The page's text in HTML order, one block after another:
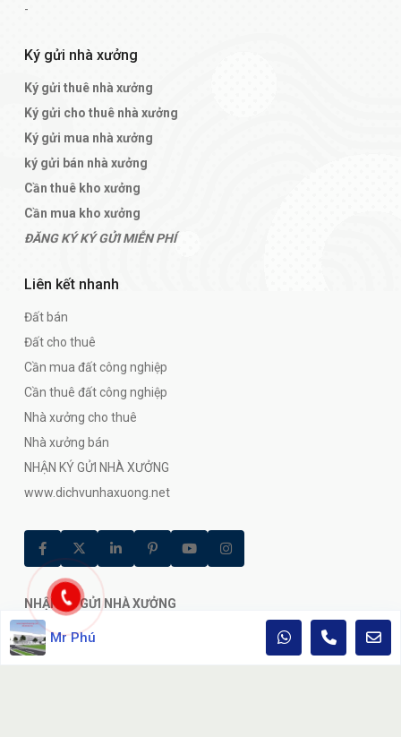
-
Ký gửi nhà xưởng
Ký gửi thuê nhà xưởng
Ký gửi cho thuê nhà xưởng
Ký gửi mua nhà xưởng
ký gửi bán nhà xưởng
Cần thuê kho xưởng
Cần mua kho xưởng
ĐĂNG KÝ KÝ GỬI MIỄN PHÍ
Liên kết nhanh
Đất bán
Đất cho thuê
Cần mua đất công nghiệp
Cần thuê đất công nghiệp
Nhà xưởng cho thuê
Nhà xưởng bán
NHẬN KÝ GỬI NHÀ XƯỞNG
www.dichvunhaxuong.net
NHẬN KÝ GỬI NHÀ XƯỞNG
Chúng tôi là đại lý bất động sản công nghiệp hàng đầu ở Việt
Nam.Các đại lý của chúng tôi sẳn sàng trả lời bất kỳ câu hỏi nào
Mr Phú